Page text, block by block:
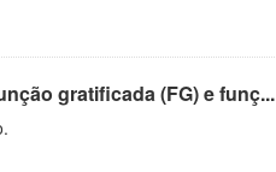
gratificada (FG) e funç...